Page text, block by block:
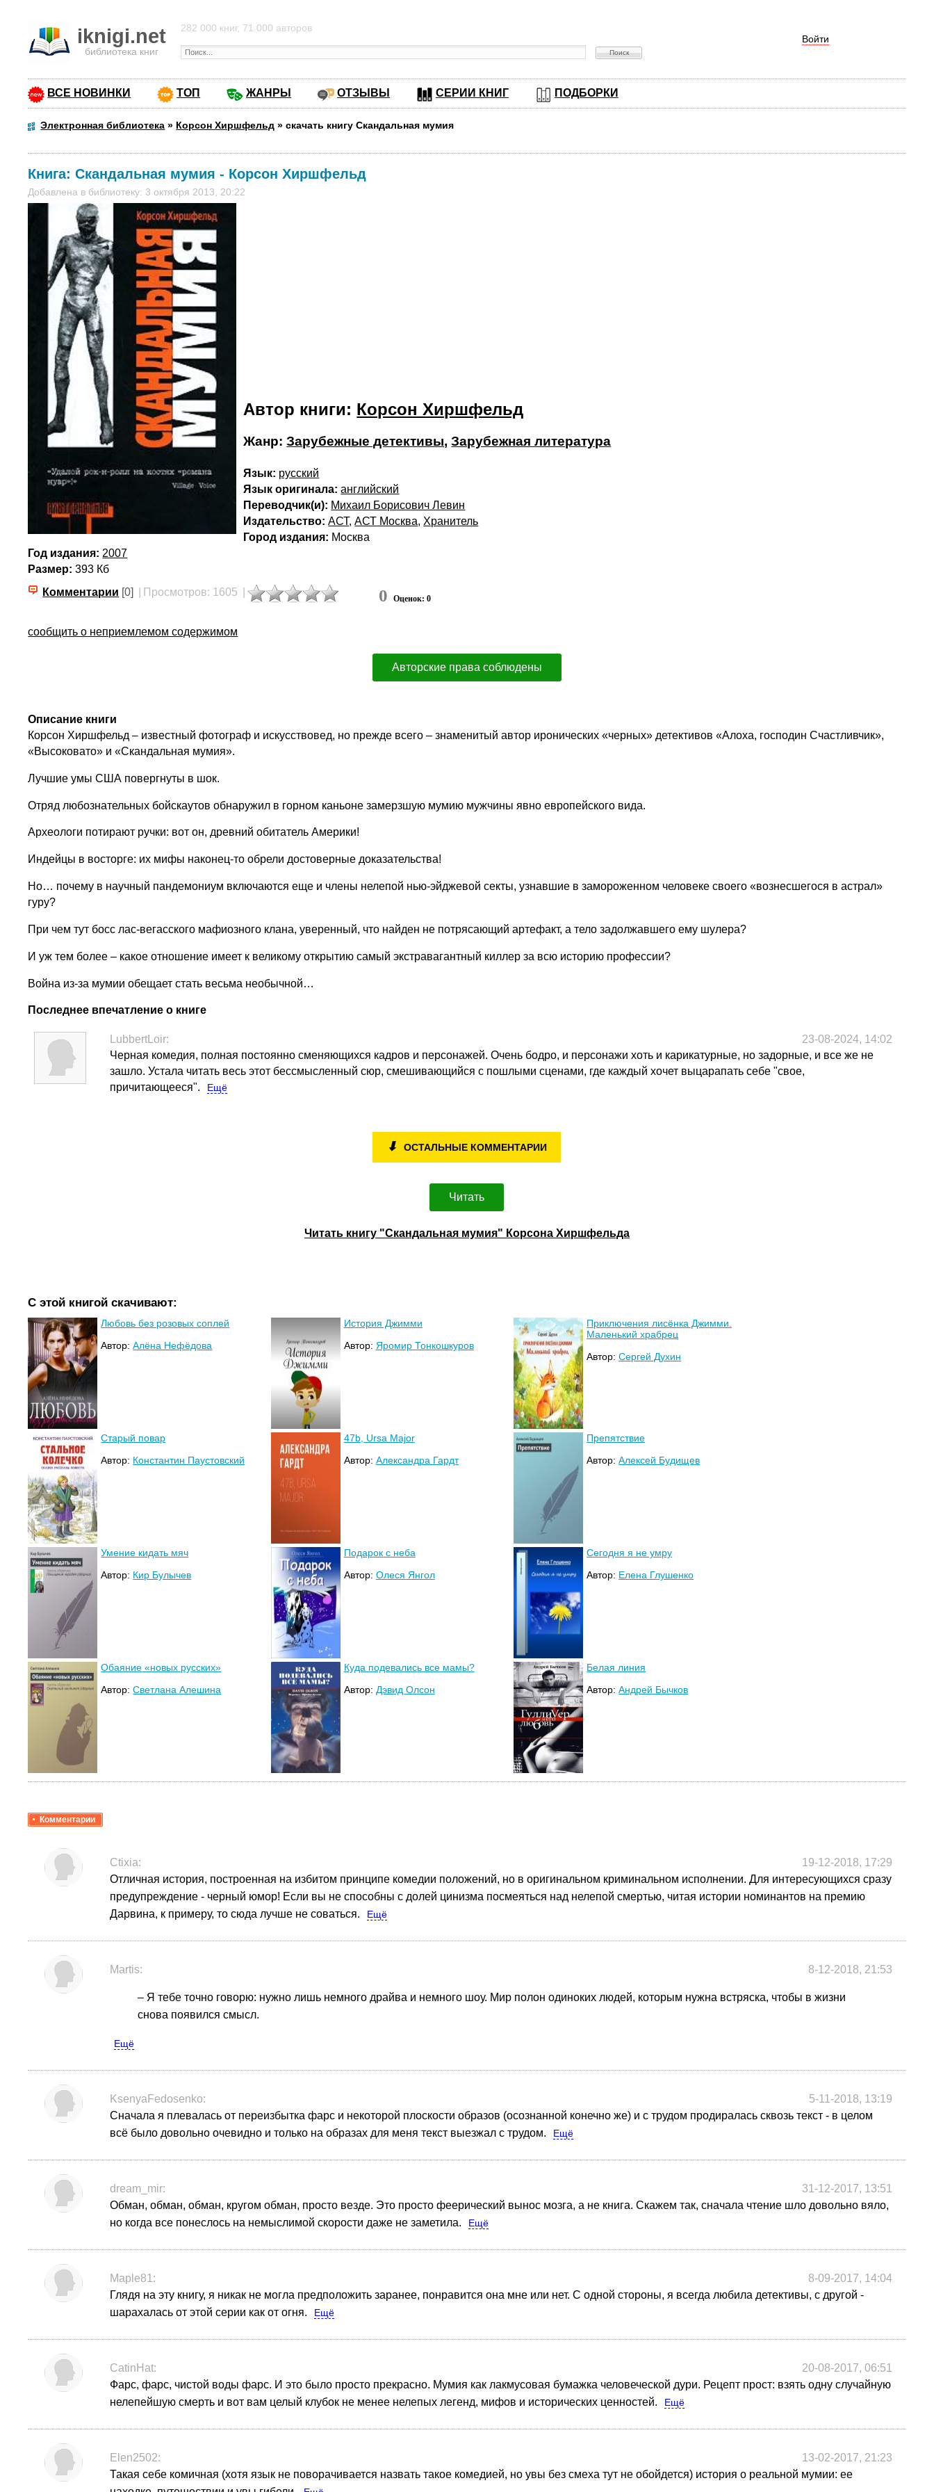
iknigi.net
библиотека книг
Войти
282 000 книг, 71 000 авторов
ВСЕ НОВИНКИ ТОП ЖАНРЫ ОТЗЫВЫ СЕРИИ КНИГ ПОДБОРКИ
Электронная библиотека » Корсон Хиршфельд »скачать книгу Скандальная мумия
Книга:Скандальная мумия - Корсон Хиршфельд
Добавлена в библиотеку: 3 октября 2013, 20:22
Автор книги: Корсон Хиршфельд
Жанр:Зарубежные детективы,Зарубежная литература
Язык: русский
Язык оригинала: английский
Переводчик(и): Михаил Борисович Левин
Издательство: АСТ,АСТ Москва, Хранитель
Город издания: Москва
Год издания: 2007
Размер: 393 Кб
Комментарии [0] Просмотров: 1605 0 Оценок: 0
сообщить о неприемлемом содержимом
Авторские права соблюдены
Описание книги
Корсон Хиршфельд – известный фотограф и искусствовед, но прежде всего – знаменитый автор иронических «черных» детективов «Алоха, господин Счастливчик»,
«Высоковато» и «Скандальная мумия».
Лучшие умы США повергнуты в шок.
Отряд любознательных бойскаутов обнаружил в горном каньоне замерзшую мумию мужчины явно европейского вида.
Археологи потирают ручки: вот он, древний обитатель Америки!
Индейцы в восторге: их мифы наконец-то обрели достоверные доказательства!
Но… почему в научный пандемониум включаются еще и члены нелепой нью-эйджевой секты, узнавшие в замороженном человеке своего «вознесшегося в астрал»
гуру?
При чем тут босс лас-вегасского мафиозного клана, уверенный, что найден не потрясающий артефакт, а тело задолжавшего ему шулера?
И уж тем более – какое отношение имеет к великому открытию самый экстравагантный киллер за всю историю профессии?
Война из-за мумии обещает стать весьма необычной…
Последнее впечатление о книге
LubbertLoir:
23-08-2024, 14:02
Черная комедия, полная постоянно сменяющихся кадров и персонажей. Очень бодро, и персонажи хоть и карикатурные, но задорные, и все же не
зашло. Устала читать весь этот бессмысленный сюр, смешивающийся с пошлыми сценами, где каждый хочет выцарапать себе "свое,
причитающееся".
Ещё
⬇ ОСТАЛЬНЫЕ КОММЕНТАРИИ
Читать
Читать книгу "Скандальная мумия" Корсона Хиршфельда
С этой книгой скачивают:
Любовь без розовых соплей
Автор:Алёна Нефёдова
История Джимми
Автор: Яромир Тонкошкуров
Приключения лисёнка Джимми.
Маленький храбрец
Автор:Сергей Духин
Старый повар
Автор: Константин Паустовский
47b, Ursa Major
Автор: Александра Гардт
Препятствие
Автор:Алексей Будищев
Умение кидать мяч
Автор: Кир Булычев
Подарок с неба
Автор: Олеся Янгол
Сегодня я не умру
Автор: Елена Глушенко
Обаяние «новых русских»
Автор:Светлана Алешина
Куда подевались все мамы?
Автор: Дэвид Олсон
Белая линия
Автор:Андрей Бычков
Комментарии
Ctixia:
19-12-2018, 17:29
Отличная история, построенная на избитом принципе комедии положений, но в оригинальном криминальном исполнении. Для интересующихся сразу
предупреждение - черный юмор! Если вы не способны с долей цинизма посмеяться над нелепой смертью, читая истории номинантов на премию
Дарвина, к примеру, то сюда лучше не соваться.
Ещё
Martis: 8-12-2018, 21:53
– Я тебе точно говорю: нужно лишь немного драйва и немного шоу. Мир полон одиноких людей, которым нужна встряска, чтобы в жизни
снова появился смысл.
Ещё
KsenyaFedosenko:
5-11-2018, 13:19
Сначала я плевалась от переизбытка фарс и некоторой плоскости образов (осознанной конечно же) и с трудом продиралась сквозь текст - в целом
всё было довольно очевидно и только на образах для меня текст выезжал с трудом.
Ещё
dream_mir:
31-12-2017, 13:51
Обман, обман, обман, кругом обман, просто везде. Это просто феерический вынос мозга, а не книга. Скажем так, сначала чтение шло довольно вяло,
но когда все понеслось на немыслимой скорости даже не заметила.
Ещё
Maple81:
8-09-2017, 14:04
Глядя на эту книгу, я никак не могла предположить заранее, понравится она мне или нет. С одной стороны, я всегда любила детективы, с другой -
шарахалась от этой серии как от огня.
Ещё
CatinHat:
20-08-2017, 06:51
Фарс, фарс, чистой воды фарс. И это было просто прекрасно. Мумия как лакмусовая бумажка человеческой дури. Рецепт прост: взять одну случайную
нелепейшую смерть и вот вам целый клубок не менее нелепых легенд, мифов и исторических ценностей.
Ещё
Elen2502:
13-02-2017, 21:23
Такая себе комичная (хотя язык не поворачивается назвать такое комедией, но увы без смеха тут не обойдется) история о реальной мумии: ее